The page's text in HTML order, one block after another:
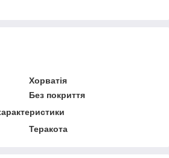
Хорватія
Без покриття
Теракота